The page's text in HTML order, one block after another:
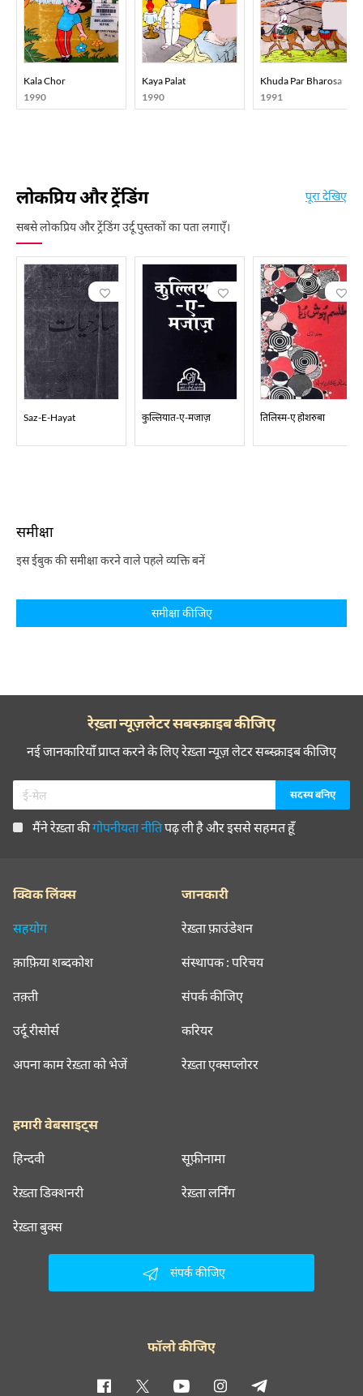
Kala Chor
1990
Kaya Palat
1990
Khuda Par Bharosa
1991
लोकप्रिय और ट्रेंडिंग
सबसे लोकप्रिय और ट्रेंडिंग उर्दू पुस्तकों का पता लगाएँ।
पूरा देखिए
Saz-E-Hayat कुल्लियात-ए-मजाज़ तिलिस्म-ए होशरुबा
समीक्षा
इस ईबुक की समीक्षा करने वाले पहले व्यक्ति बनें
समीक्षा कीजिए
रेख़्ता न्यूज़लेटर सबस्क्राइब कीजिए
नई जानकारियाँ प्राप्त करने के लिए रेख़्ता न्यूज़ लेटर सब्स्क्राइब कीजिए
मैंने रेख़्ता कीगोपनीयता नीतिपढ़ ली है और इससे सहमत हूँ
क्विक लिंक्स
सहयोग
क़ाफ़िया शब्दकोश
तक़्ती
उर्दू रीसोर्स
अपना काम रेख़्ता को भेजें
जानकारी
रेख़्ता फ़ाउंडेशन
संस्थापक : परिचय
संपर्क कीजिए
करियर
रेख़्ता एक्सप्लोरर
हमारी वेबसाइट्स
हिन्दवी सूफ़ीनामा
रेख़्ता डिक्शनरी रेख़्ता लर्निंग
रेख़्ता बुक्स
संपर्क कीजिए
फॉलो कीजिए